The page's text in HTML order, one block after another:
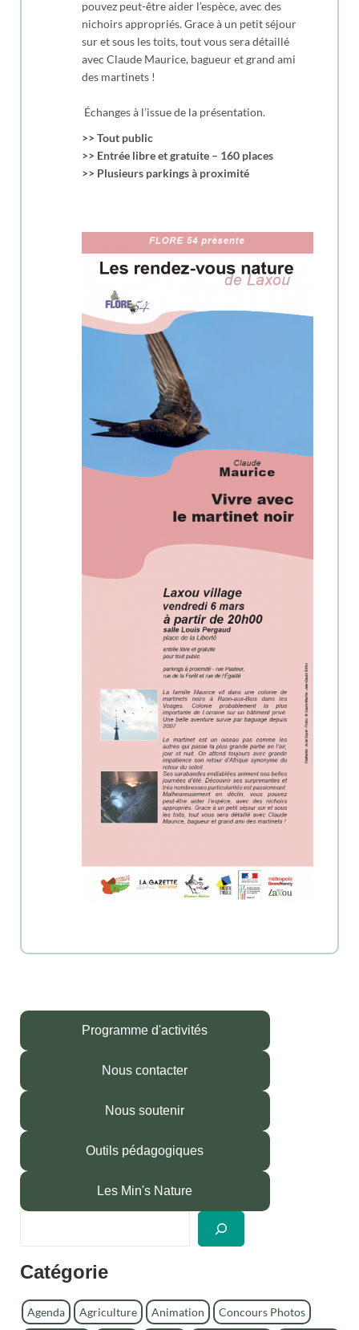
pouvez peut-être aider l’espèce, avec des
nichoirs appropriés. Grace à un petit séjour
sur et sous les toits, tout vous sera détaillé
avec Claude Maurice, bagueur et grand ami
des martinets !
Échanges à l’issue de la présentation.
>> Tout public
>> Entrée libre et gratuite – 160 places
>> Plusieurs parkings à proximité
Programme d'activités
Nous contacter
Nous soutenir
Outils pédagogiques
Les Min's Nature
h
r
c
Catégorie
Agenda Agriculture Animation Concours Photos